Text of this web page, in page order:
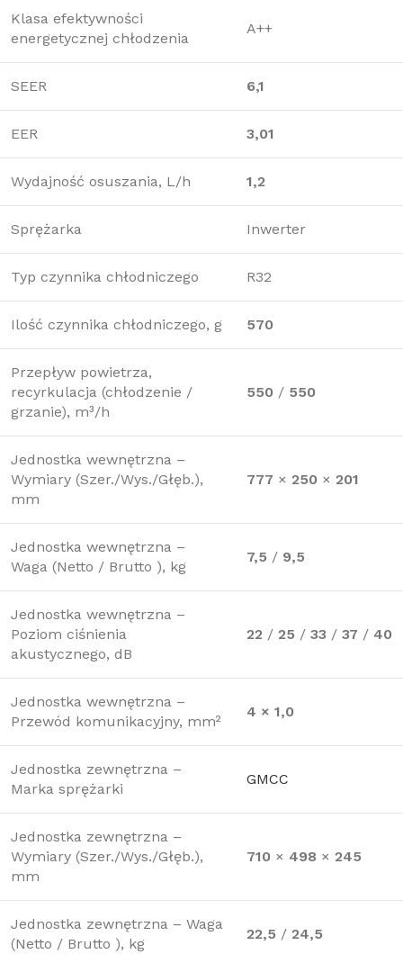
Klasa efektywności
energetycznej chłodzenia
A++
SEER 6,1
EER 3,01
Wydajność osuszania, L/h 1,2
Sprężarka Inwerter
Typ czynnika chłodniczego R32
Ilość czynnika chłodniczego, g 570
Przepływ powietrza,
recyrkulacja (chłodzenie /
grzanie), m³/h
550 / 550
Jednostka wewnętrzna –
Wymiary (Szer./Wys./Głęb.),
mm
777 × 250 × 201
Jednostka wewnętrzna –
Waga (Netto / Brutto ), kg
7,5 / 9,5
Jednostka wewnętrzna –
Poziom ciśnienia
akustycznego, dB
22 / 25 / 33 / 37 / 40
Jednostka wewnętrzna –
Przewód komunikacyjny, mm²
4 × 1,0
Jednostka zewnętrzna –
Marka sprężarki
GMCC
Jednostka zewnętrzna –
Wymiary (Szer./Wys./Głęb.),
mm
710 × 498 × 245
Jednostka zewnętrzna – Waga
(Netto / Brutto ), kg
22,5 / 24,5